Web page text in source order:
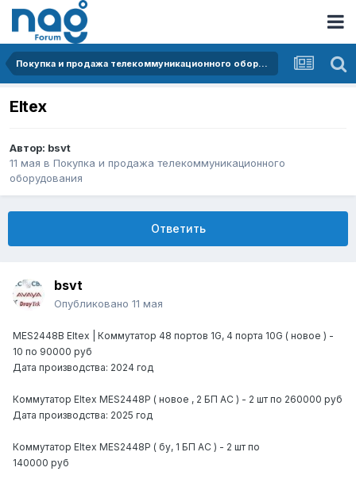
Покупка и продажа телекоммуникационного оборудования
Eltex
Автор: bsvt
11 мая в Покупка и продажа телекоммуникационного
оборудования
Ответить
bsvt
Опубликовано 11 мая
MES2448B Eltex | Коммутатор 48 портов 1G, 4 порта 10G ( новое ) -
10 по 90000 руб
Дата производства: 2024 год
Коммутатор Eltex MES2448P ( новое , 2 БП АС ) - 2 шт по 260000 руб
Дата производства: 2025 год
Коммутатор Eltex MES2448P ( бу, 1 БП АС ) - 2 шт по
140000 руб